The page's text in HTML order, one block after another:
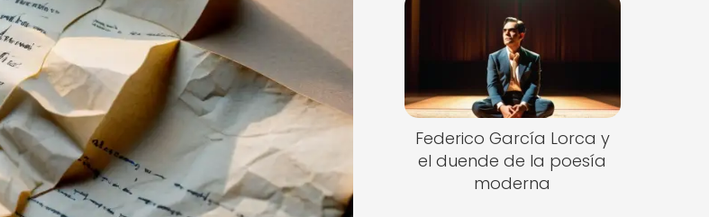
Federico García Lorca y
el duende de la poesía
moderna